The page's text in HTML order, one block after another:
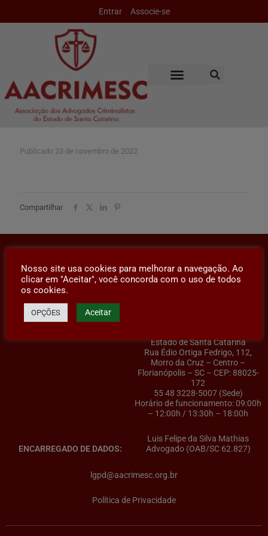
Entrar Associe-se
Publicado 23 de novembro de 2022
Compartilhar
Estado de Santa Catarina
Rua Édio Ortiga Fedrigo, 112,
Morro da Cruz – Centro –
Florianópolis – SC – CEP: 88025-
172
55 48 3228-5007 (Sede)
Horário de funcionamento: 09:00h
– 12:00h / 13:30h – 18:00h
ENCARREGADO DE DADOS:
Luis Felipe da Silva Mathias
Advogado (OAB/SC 62.827)
lgpd@aacrimesc.org.br
Política de Privacidade
Nosso site usa cookies para melhorar a navegação. Ao
clicar em "Aceitar", você concorda com o uso de todos
os cookies.
OPÇÕES Aceitar